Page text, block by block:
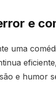
e
uma
e humor